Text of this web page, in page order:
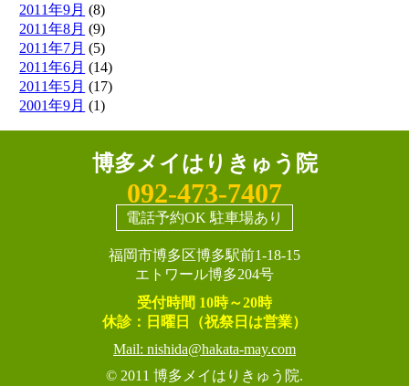
2011年9月 (8)
2011年8月 (9)
2011年7月 (5)
2011年6月 (14)
2011年5月 (17)
2001年9月 (1)
博多メイはりきゅう院
092-473-7407
電話予約OK 駐車場あり
福岡市博多区博多駅前1-18-15
エトワール博多204号
受付時間 10時～20時
休診：日曜日（祝祭日は営業）
Mail: nishida@hakata-may.com
© 2011 博多メイはりきゅう院.